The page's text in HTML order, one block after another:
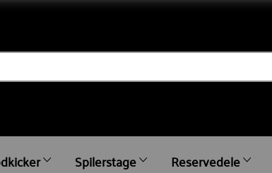
Spilerstage Reservedele